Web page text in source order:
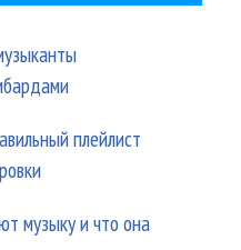
плейлист
музыку и что она